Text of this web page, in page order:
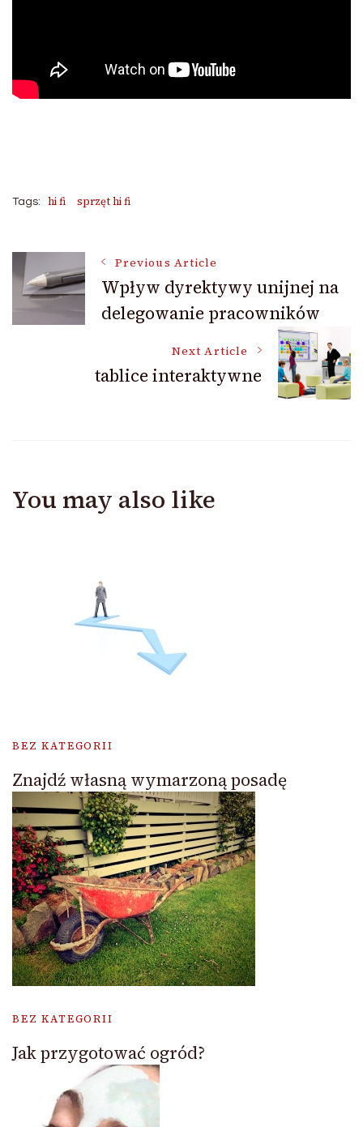
Tags: hi fi sprzęt hi fi
Post
Navigation
Previous Article
Wpływ dyrektywy unijnej na
delegowanie pracowników
Next Article
tablice interaktywne
You may also like
BEZ KATEGORII
Znajdź własną wymarzoną posadę
BEZ KATEGORII
Jak przygotować ogród?